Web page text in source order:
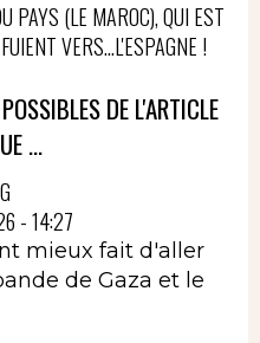
PAYS (LE MAROC), QUI EST
VERS...L'ESPAGNE !
DE L'ARTICLE
...
- 14:27
mieux fait d'aller
de Gaza et le